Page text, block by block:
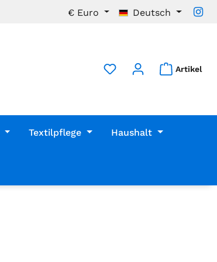
€ Euro Deutsch
Artikel
Textilpflege Haushalt